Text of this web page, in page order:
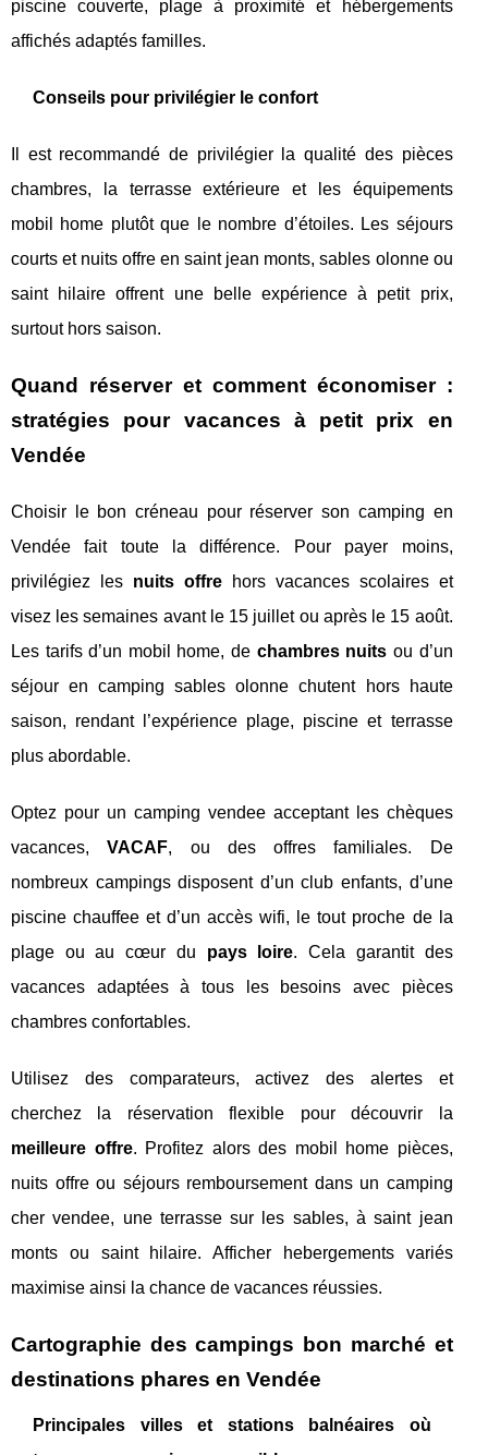
piscine couverte, plage à proximité et hébergements
affichés adaptés familles.
Conseils pour privilégier le confort
Il est recommandé de privilégier la qualité des pièces
chambres, la terrasse extérieure et les équipements
mobil home plutôt que le nombre d’étoiles. Les séjours
courts et nuits offre en saint jean monts, sables olonne ou
saint hilaire offrent une belle expérience à petit prix,
surtout hors saison.
Quand réserver et comment économiser :
stratégies pour vacances à petit prix en
Vendée
Choisir le bon créneau pour réserver son camping en
Vendée fait toute la différence. Pour payer moins,
privilégiez les nuits offrehors vacances scolaires et
visez les semaines avant le 15 juillet ou après le 15 août.
Les tarifs d’un mobil home, de chambres nuits ou d’un
séjour en camping sables olonne chutent hors haute
saison, rendant l’expérience plage, piscine et terrasse
plus abordable.
Optez pour un camping vendee acceptant les chèques
vacances,VACAF, ou des offres familiales. De
nombreux campings disposent d’un club enfants, d’une
piscine chauffee et d’un accès wifi, le tout proche de la
plage ou au cœur du pays loire. Cela garantit des
vacances adaptées à tous les besoins avec pièces
chambres confortables.
Utilisez des comparateurs, activez des alertes et
cherchez la réservation flexible pour découvrir la
meilleure offre. Profitez alors des mobil home pièces,
nuits offre ou séjours remboursement dans un camping
cher vendee, une terrasse sur les sables, à saint jean
monts ou saint hilaire. Afficher hebergements variés
maximise ainsi la chance de vacances réussies.
Cartographie des campings bon marché et
destinations phares en Vendée
Principales villes et stations balnéaires où